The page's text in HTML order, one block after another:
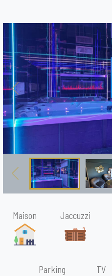
Previous
Previous
Maison Jaccuzzi
Parking
TV